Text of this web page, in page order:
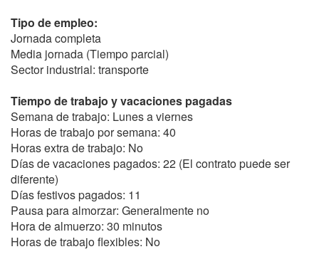
Tipo de empleo:
Jornada completa
Media jornada (Tiempo parcial)
Sector industrial: transporte
Tiempo de trabajo y vacaciones pagadas
Semana de trabajo: Lunes a viernes
Horas de trabajo por semana: 40
Horas extra de trabajo: No
Días de vacaciones pagados: 22 (El contrato puede ser
diferente)
Días festivos pagados: 11
Pausa para almorzar: Generalmente no
Hora de almuerzo: 30 minutos
Horas de trabajo flexibles: No